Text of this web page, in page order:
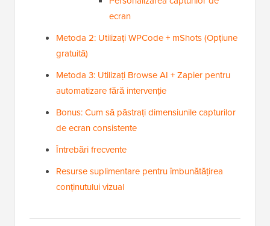
ecran
Metoda 2: Utilizați WPCode + mShots (Opțiune
gratuită)
Metoda 3: Utilizați Browse AI + Zapier pentru
automatizare fără intervenție
Bonus: Cum să păstrați dimensiunile capturilor
de ecran consistente
Întrebări frecvente
Resurse suplimentare pentru îmbunătățirea
conținutului vizual